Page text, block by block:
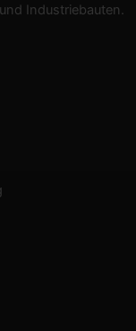
Industriebauten.